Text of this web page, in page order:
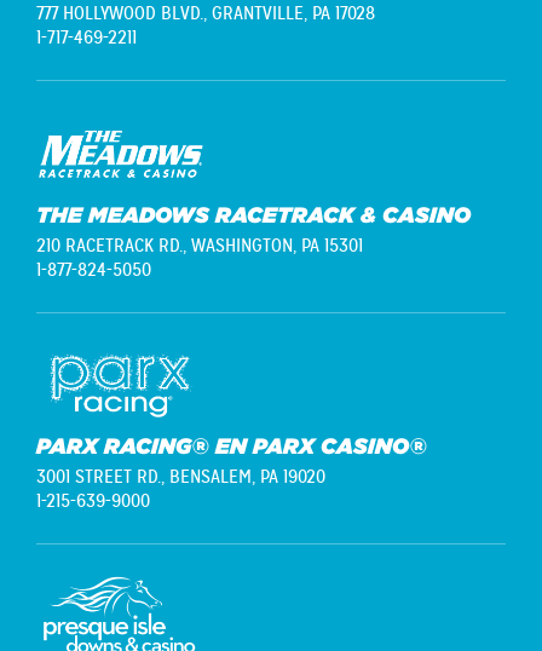
777 HOLLYWOOD BLVD., GRANTVILLE, PA 17028
1-717-469-2211
THE MEADOWS RACETRACK & CASINO
210 RACETRACK RD., WASHINGTON, PA 15301
1-877-824-5050
PARX RACING® EN PARX CASINO®
3001 STREET RD., BENSALEM, PA 19020
1-215-639-9000